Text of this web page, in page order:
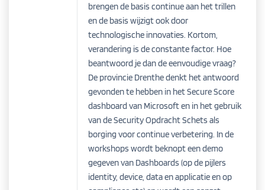
brengen de basis continue aan het trillen
en de basis wijzigt ook door
technologische innovaties. Kortom,
verandering is de constante factor. Hoe
beantwoord je dan de eenvoudige vraag?
De provincie Drenthe denkt het antwoord
gevondente hebben in het Secure Score
dashboard van Microsoft en in het gebruik
van de Security Opdracht Schets als
borging voor continue verbetering. In de
workshops wordt beknopt een demo
gegeven van Dashboards (op de pijlers
identity, device, data en applicatie en op